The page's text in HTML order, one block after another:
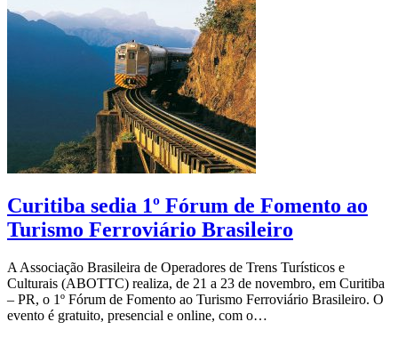
Curitiba sedia 1º Fórum de Fomento ao
Turismo Ferroviário Brasileiro
A Associação Brasileira de Operadores de Trens Turísticos e
Culturais (ABOTTC) realiza, de 21 a 23 de novembro, em Curitiba
– PR, o 1º Fórum de Fomento ao Turismo Ferroviário Brasileiro. O
evento é gratuito, presencial e online, com o…